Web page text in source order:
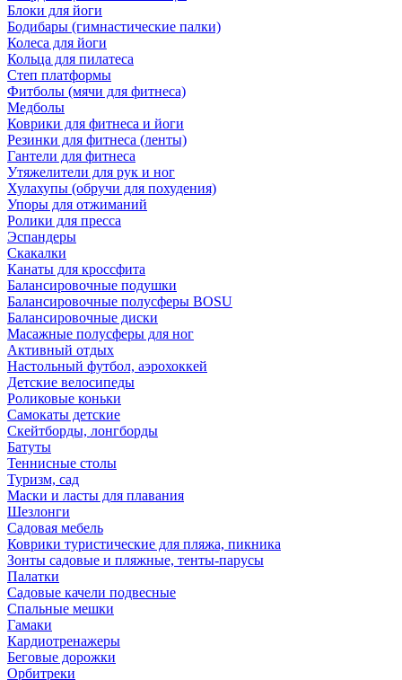
Блоки для йоги
Бодибары (гимнастические палки)
Колеса для йоги
Кольца для пилатеса
Степ платформы
Фитболы (мячи для фитнеса)
Медболы
Коврики для фитнеса и йоги
Резинки для фитнеса (ленты)
Гантели для фитнеса
Утяжелители для рук и ног
Хулахупы (обручи для похудения)
Упоры для отжиманий
Ролики для пресса
Эспандеры
Скакалки
Канаты для кроссфита
Балансировочные подушки
Балансировочные полусферы BOSU
Балансировочные диски
Масажные полусферы для ног
Активный отдых
Настольный футбол, аэрохоккей
Детские велосипеды
Роликовые коньки
Самокаты детские
Скейтборды, лонгборды
Батуты
Теннисные столы
Туризм, сад
Маски и ласты для плавания
Шезлонги
Садовая мебель
Коврики туристические для пляжа, пикника
Зонты садовые и пляжные, тенты-парусы
Палатки
Садовые качели подвесные
Спальные мешки
Гамаки
Кардиотренажеры
Беговые дорожки
Орбитреки